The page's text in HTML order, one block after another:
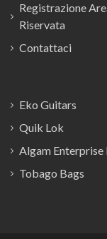
Registrazione
Riservata
Contattaci
Eko Guitars
Quik Lok
Algam Enterprise
Tobago Bags